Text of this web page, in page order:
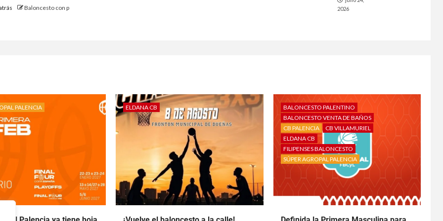
Baloncesto con p
2026
PALENCIA ELDANA CB
BALONCESTO PALENTINO
BALONCESTO VENTA DE BAÑOS
CB PALENCIA
CB VILLAMURIEL
ELDANA CB
FILIPENSES BALONCESTO
SÚPER AGROPAL PALENCIA